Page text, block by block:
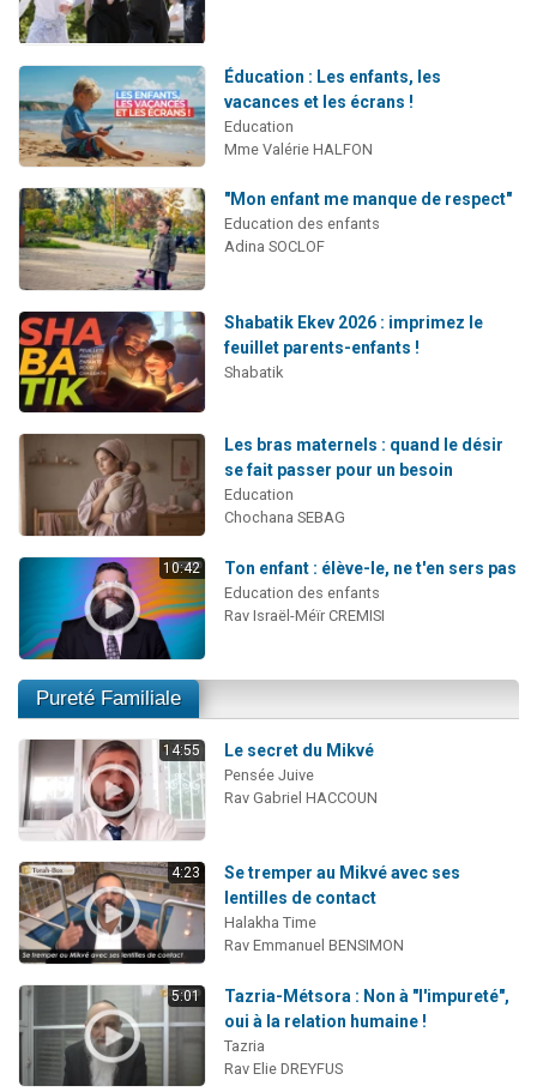
Éducation : Les enfants, les
vacances et les écrans !
Education
Mme Valérie HALFON
"Mon enfant me manque de respect"
Education des enfants
Adina SOCLOF
Shabatik Ekev 2026 : imprimez le
feuillet parents-enfants !
Shabatik
Les bras maternels : quand le désir
se fait passer pour un besoin
Education
Chochana SEBAG
10:42 Ton enfant : élève-le, ne t'en sers pas
Education des enfants
Rav Israël-Méïr CREMISI
Pureté Familiale
14:55 Le secret du Mikvé
Pensée Juive
Rav Gabriel HACCOUN
4:23
Se tremper au Mikvé avec ses
lentilles de contact
Halakha Time
Rav Emmanuel BENSIMON
5:01
Tazria-Métsora : Non à "l'impureté",
oui à la relation humaine !
Tazria
Rav Elie DREYFUS